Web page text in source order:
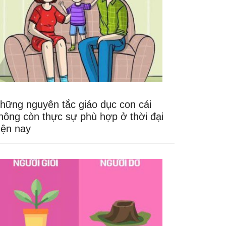
nguyên tắc giáo dục con cái
còn thực sự phù hợp ở thời đại
nay